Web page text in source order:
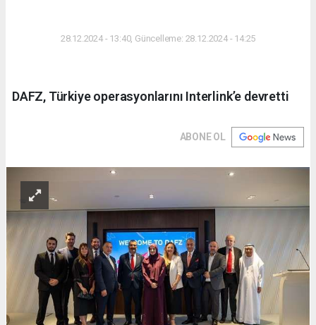
28.12.2024 - 13:40, Güncelleme: 28.12.2024 - 14:25
DAFZ, Türkiye operasyonlarını Interlink’e devretti
ABONE OL